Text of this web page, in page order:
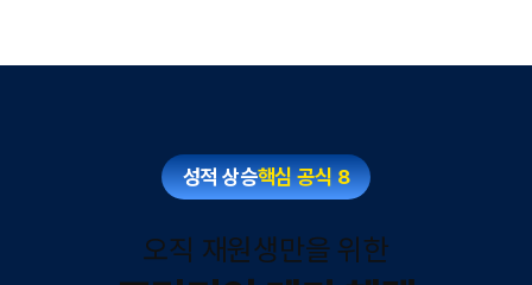
성적 상승핵심 공식 8
오직 재원생만을 위한